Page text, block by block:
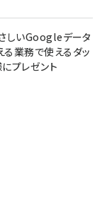
しいGoogleデータ
業務で使えるダッ
プレゼント